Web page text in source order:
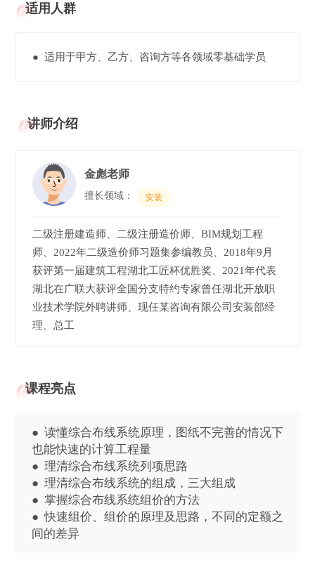
适用人群
● 适用于甲方、乙方、咨询方等各领域零基础学员
讲师介绍
金彪老师
擅长领域： 安装
二级注册建造师、二级注册造价师、BIM规划工程
师、2022年二级造价师习题集参编教员、2018年9月
获评第一届建筑工程湖北工匠杯优胜奖、2021年代表
湖北在广联大获评全国分支特约专家曾任湖北开放职
业技术学院外聘讲师、现任某咨询有限公司安装部经
理、总工
课程亮点
● 读懂综合布线系统原理，图纸不完善的情况下
也能快速的计算工程量
● 理清综合布线系统列项思路
● 理清综合布线系统的组成，三大组成
● 掌握综合布线系统组价的方法
● 快速组价、组价的原理及思路，不同的定额之
间的差异